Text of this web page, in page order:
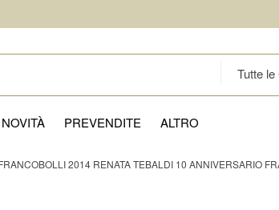
NOVITÀ PREVENDITE ALTRO
2014 RENATA TEBALDI 10 ANNIVERSARIO